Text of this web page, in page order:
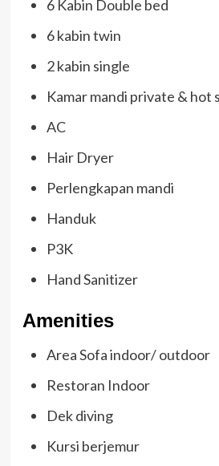
6 Kabin Double bed
6 kabin twin
2 kabin single
Kamar mandi private & hot
AC
Hair Dryer
Perlengkapan mandi
Handuk
P3K
Hand Sanitizer
Amenities
Area Sofa indoor/ outdoor
Restoran Indoor
Dek diving
Kursi berjemur